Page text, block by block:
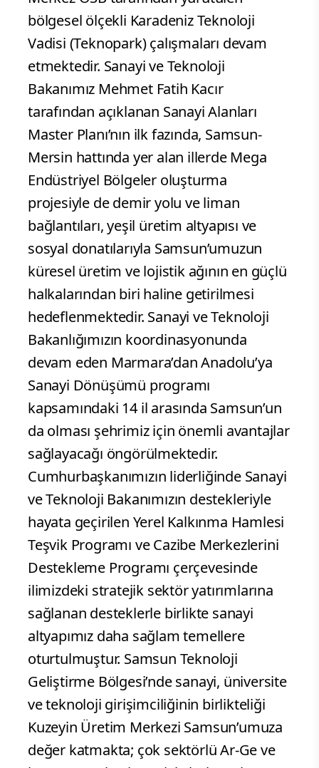
bölgesel ölçekli Karadeniz Teknoloji
Vadisi (Teknopark) çalışmaları devam
etmektedir. Sanayi ve Teknoloji
Bakanımız Mehmet Fatih Kacır
tarafından açıklanan Sanayi Alanları
Master Planı’nın ilk fazında, Samsun-
Mersin hattında yer alan illerde Mega
Endüstriyel Bölgeler oluşturma
projesiyle de demir yolu ve liman
bağlantıları, yeşil üretim altyapısı ve
sosyal donatılarıyla Samsun’umuzun
küresel üretim ve lojistik ağının en güçlü
halkalarından biri haline getirilmesi
hedeflenmektedir. Sanayi ve Teknoloji
Bakanlığımızın koordinasyonunda
devam eden Marmara’dan Anadolu’ya
Sanayi Dönüşümü programı
kapsamındaki 14 il arasında Samsun’un
da olması şehrimiz için önemli avantajlar
sağlayacağı öngörülmektedir.
Cumhurbaşkanımızın liderliğinde Sanayi
ve Teknoloji Bakanımızın destekleriyle
hayata geçirilen Yerel Kalkınma Hamlesi
Teşvik Programı ve Cazibe Merkezlerini
Destekleme Programı çerçevesinde
ilimizdeki stratejik sektör yatırımlarına
sağlanan desteklerle birlikte sanayi
altyapımız daha sağlam temellere
oturtulmuştur. Samsun Teknoloji
Geliştirme Bölgesi’nde sanayi, üniversite
ve teknoloji girişimciliğinin birlikteliği
Kuzeyin Üretim Merkezi Samsun’umuza
değer katmakta; çok sektörlü Ar-Ge ve